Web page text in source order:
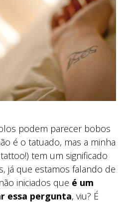
podem parecer bobos
é o tatuado, mas a minha
tem um significado
já que estamos falando de
iniciados que é um
essa pergunta, viu? É